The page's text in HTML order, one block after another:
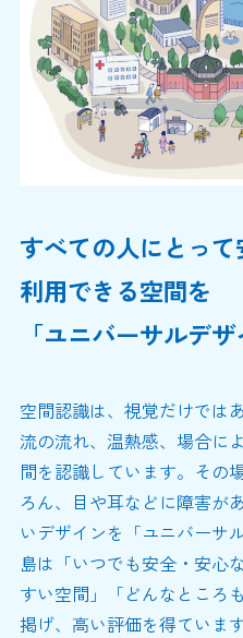
すべての人にとっ
利用できる空間を
「ユニバーサルデザ
空間認識は、視覚だけでは
流の流れ、温熱感、場合に
間を認識しています。その
ろん、目や耳などに障害が
いデザインを「ユニバーサ
島は「いつでも安全・安心
すい空間」「どんなところ
掲げ、高い評価を得ています